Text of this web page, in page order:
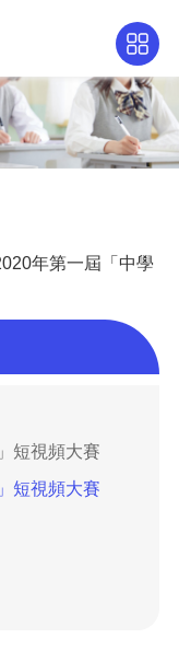
年第一屆「中學
短視頻大賽
短視頻大賽